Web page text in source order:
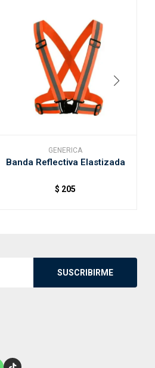
GENERICA
Banda Reflectiva Elastizada
$ 205
SUSCRIBIRME